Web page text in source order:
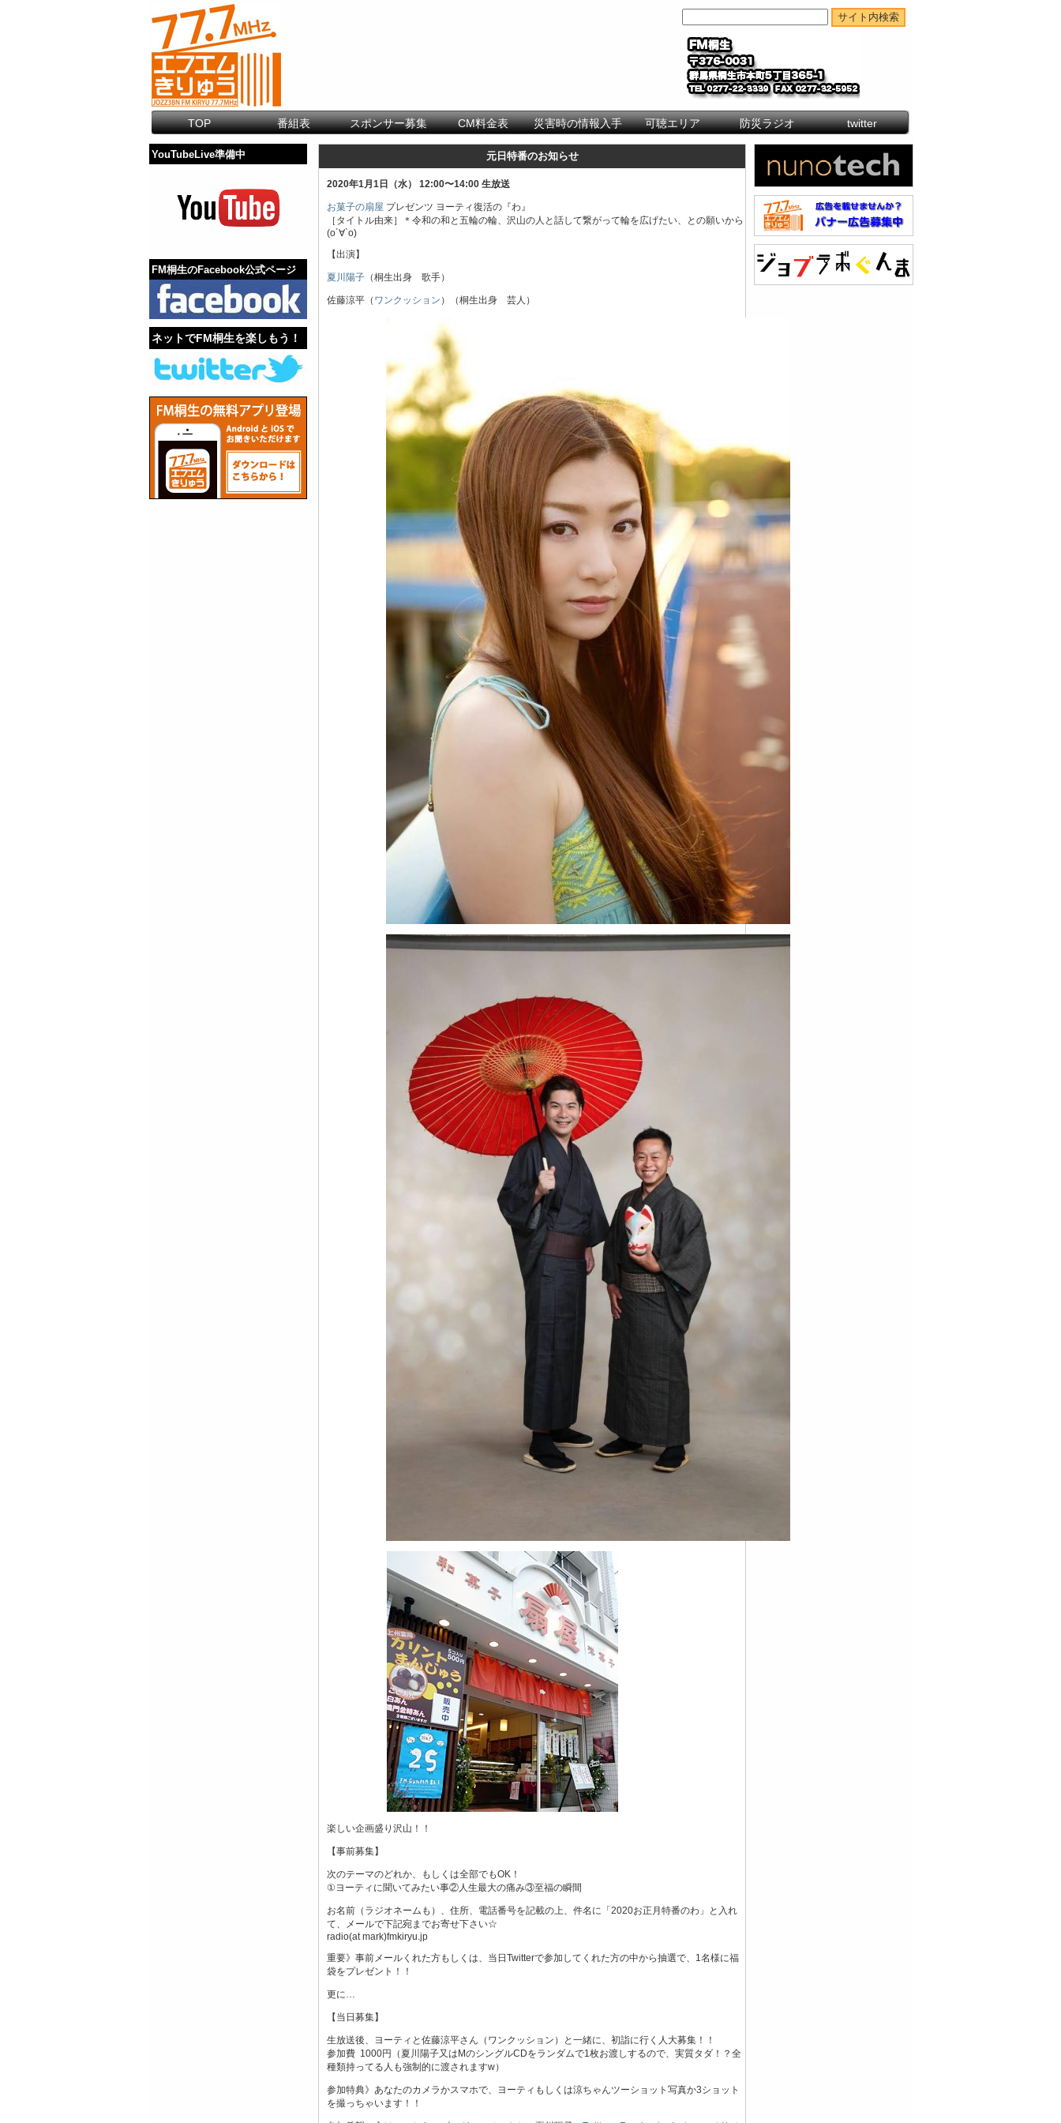
TOP 番組表 スポンサー募集 CM料金表 災害時の情報入手 可聴エリア 防災ラジオ twitter
YouTubeLive準備中
FM桐生のFacebook公式ページ
ネットでFM桐生を楽しもう！
元日特番のお知らせ
2020年1月1日（水） 12:00〜14:00 生放送
お菓子の扇屋 プレゼンツ ヨーティ復活の『わ』
［タイトル由来］＊令和の和と五輪の輪、沢山の人と話して繋がって輪を広げたい、との願いから
(о´∀`о)
【出演】
夏川陽子 （桐生出身 歌手）
佐藤涼平（ ワンクッション ）（桐生出身 芸人）
楽しい企画盛り沢山！！
【事前募集】
次のテーマのどれか、もしくは全部でもOK！
①ヨーティに聞いてみたい事②人生最大の痛み③至福の瞬間
お名前（ラジオネームも）、住所、電話番号を記載の上、件名に「2020お正月特番のわ」と入れ
て、メールで下記宛までお寄せ下さい☆
radio(at mark)fmkiryu.jp
重要》事前メールくれた方もしくは、当日Twitterで参加してくれた方の中から抽選で、1名様に福
袋をプレゼント！！
更に…
【当日募集】
生放送後、ヨーティと佐藤涼平さん（ワンクッション）と一緒に、初詣に行く人大募集！！
参加費 1000円（夏川陽子又はMのシングルCDをランダムで1枚お渡しするので、実質タダ！？全
種類持ってる人も強制的に渡されますw）
参加特典》あなたのカメラかスマホで、ヨーティもしくは涼ちゃんツーショット写真か3ショット
を撮っちゃいます！！